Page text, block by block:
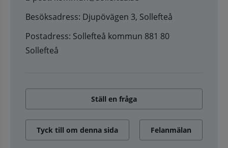
Besöksadress: Djupövägen 3, Sollefteå
Postadress: Sollefteå kommun 881 80
Sollefteå
Ställ en fråga
Tyck till om denna sida Felanmälan